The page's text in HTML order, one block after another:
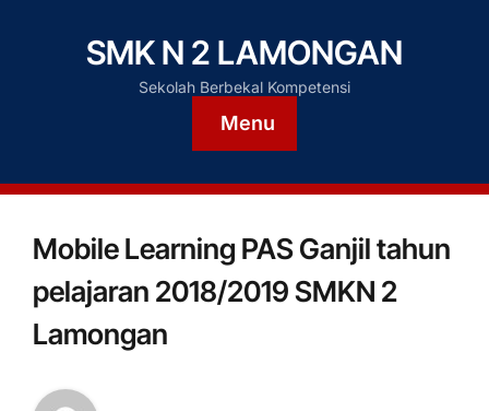
SMK N 2 LAMONGAN
Sekolah Berbekal Kompetensi
Menu
Mobile Learning PAS Ganjil tahun
pelajaran 2018/2019 SMKN 2
Lamongan